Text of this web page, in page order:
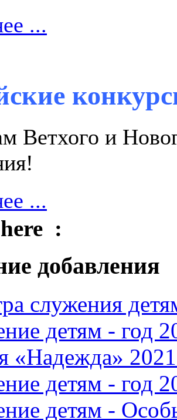
...
Ветхого и
...
:
добавления
служения
детям - год
«Надежда»
детям - год
детям -